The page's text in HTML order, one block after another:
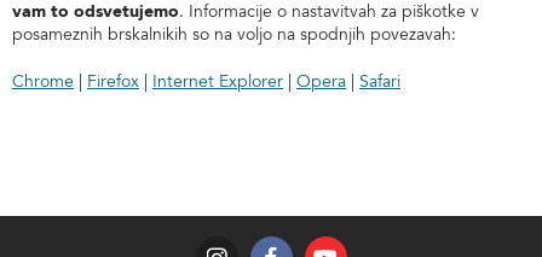
vam to odsvetujemo. Informacije o nastavitvah za piškotke v
posameznih brskalnikih so na voljo na spodnjih povezavah:
Chrome Firefox Internet Explorer Opera Safari